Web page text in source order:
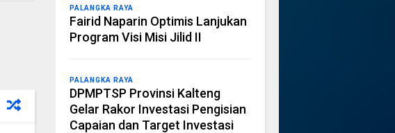
PALANGKA RAYA
Fairid Naparin Optimis Lanjukan
Program Visi Misi Jilid II
PALANGKA RAYA
DPMPTSP Provinsi Kalteng
Gelar Rakor Investasi Pengisian
Capaian dan Target Investasi